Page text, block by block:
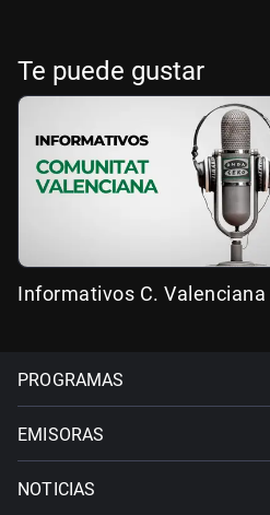
Te puede gustar
Informativos C. Valenciana
PROGRAMAS
EMISORAS
NOTICIAS